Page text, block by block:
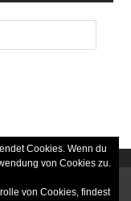
Cookies. Wenn du
von Cookies zu.
von Cookies, findest